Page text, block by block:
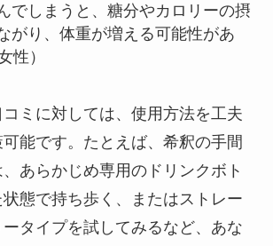
でしまうと、糖分やカロリーの摂
がり、体重が増える可能性があ
性）
ミに対しては、使用方法を工夫
能です。たとえば、希釈の手間
あらかじめ専用のドリンクボト
態で持ち歩く、またはストレー
ータイプを試してみるなど、あな